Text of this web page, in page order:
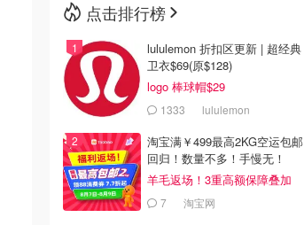
点击排行榜
lululemon 折扣区更新 | 超经典
卫衣$69(原$128)
logo 棒球帽$29
1333 lululemon
淘宝满￥499最高2KG空运包邮
回归！数量不多！手慢无！
羊毛返场！3重高额保障叠加
7 淘宝网